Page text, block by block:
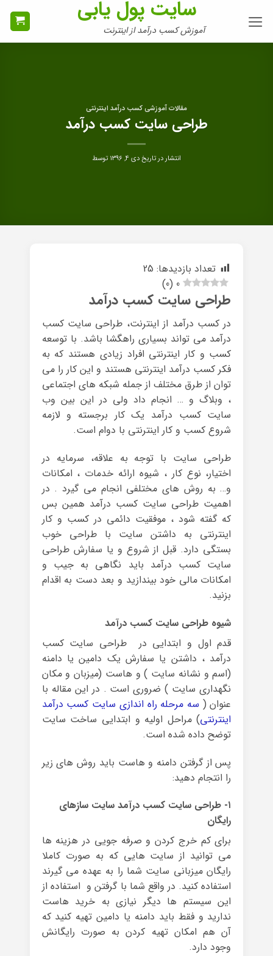
سایت پول یابی
آموزش کسب درآمد از اینترنت
مقالات آموزشی کسب درآمد اینترنتی
طراحی سایت کسب درآمد
انتشار در تاریخدی ۴, ۱۳۹۶ توسط
تعداد بازدیدها: 25
0
(
0
)
طراحی سایت کسب درآمد
در کسب درآمد از اینترنت، طراحی سایت کسب
درآمد می تواند بسیاری راهگشا باشد. با توسعه
کسب و کار اینترنتی افراد زیادی هستند که به
فکر کسب درآمد اینترنتی هستند و این کار را می
توان از طرق مختلف از جمله شبکه های اجتماعی
، وبلاگ و … انجام داد ولی در این بین وب
سایت کسب درآمد یک کار برجسته و لازمه
شروع کسب و کار اینترنتی با دوام است.
طراحی سایت با توجه به علاقه، سرمایه در
اختیار، نوع کار ، شیوه ارائه خدمات ، امکانات
و… به روش های مختلفی انجام می گیرد . در
اهمیت طراحی سایت کسب درآمد همین بس
که گفته شود ، موفقیت دائمی در کسب و کار
اینترنتی به داشتن سایت با طراحی خوب
بستگی دارد. قبل از شروع و یا سفارش طراحی
سایت کسب درآمد باید نگاهی به جیب و
امکانات مالی خود بیندازید و بعد دست به اقدام
بزنید.
شیوه طراحی سایت کسب درآمد
قدم اول و ابتدایی در طراحی سایت کسب
درآمد ، داشتن یا سفارش یک دامین یا دامنه
(اسم و نشانه سایت ) و هاست (میزبان و مکان
نگهداری سایت ) ضروری است . در این مقاله با
عنوان ( سه مرحله راه اندازی سایت کسب درآمد
اینترنتی) مراحل اولیه و ابتدایی ساخت سایت
توضح داده شده است.
پس از گرفتن دامنه و هاست باید روش های زیر
را انتجام دهید:
۱- طراحی سایت کسب درآمد سایت سازهای
رایگان
برای کم خرج کردن و صرفه جویی در هزینه ها
می توانید از سایت هایی که به صورت کاملا
رایگان میزبانی سایت شما را به عهده می گیرند
استفاده کنید. در واقع شما با گرفتن و استفاده از
این سیستم ها دیگر نیازی به خرید هاست
ندارید و فقط باید دامنه یا دامین تهیه کنید که
آن هم امکان تهیه کردن به صورت رایگانش
وجود دارد.